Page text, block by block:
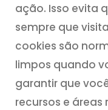
ação. Isso evita
sempre que
cookies são
limpos quando
garantir que
recursos e